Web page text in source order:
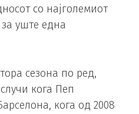
со најголемиот
уште една
сезона по ред,
кога Пеп
кога од 2008